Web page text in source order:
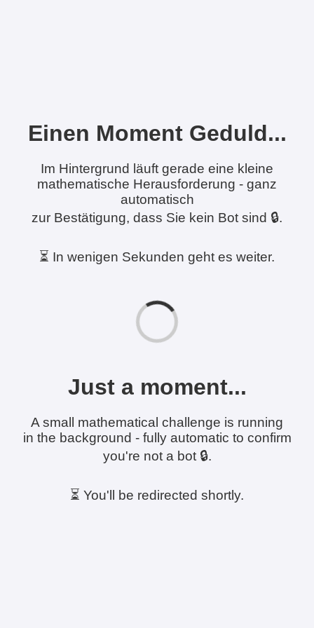
Einen Moment Geduld...
Im Hintergrund läuft gerade eine kleine
mathematische Herausforderung - ganz
automatisch
zur Bestätigung, dass Sie kein Bot sind 🔒.
⏳ In wenigen Sekunden geht es weiter.
Just a moment...
A small mathematical challenge is running
in the background - fully automatic to confirm
you're not a bot 🔒.
⏳ You'll be redirected shortly.